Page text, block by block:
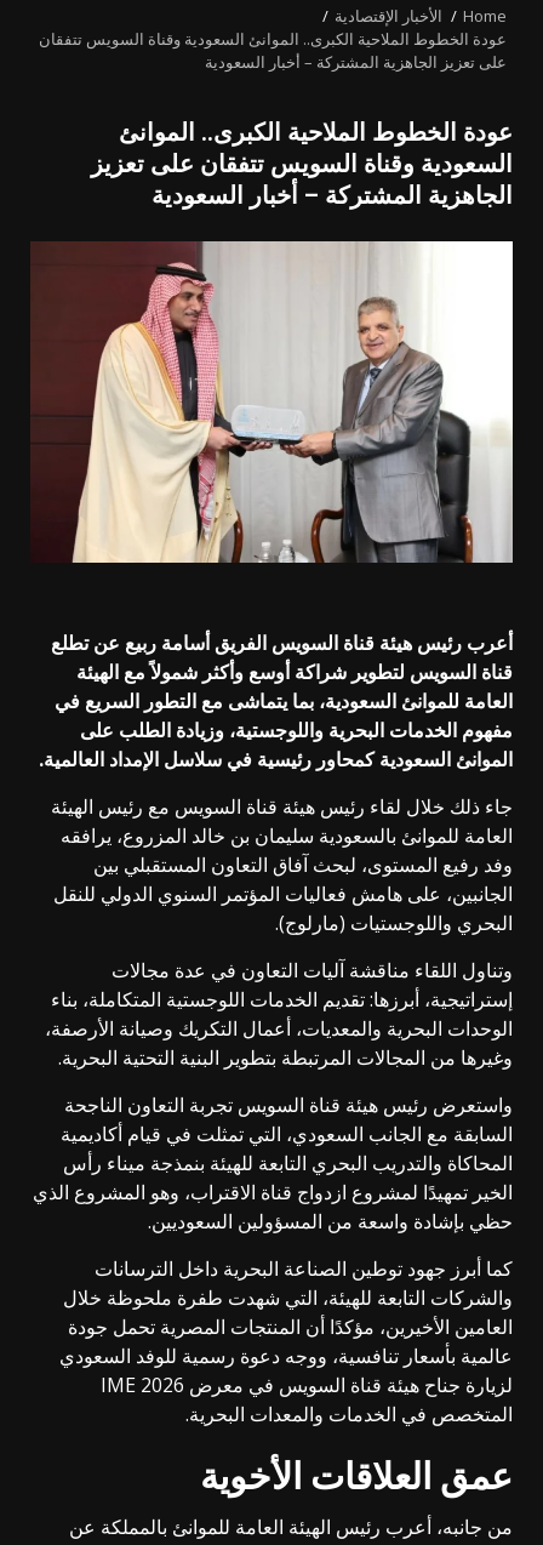
Home
الأخبار الإقتصادية
عودة الخطوط الملاحية الكبرى.. الموانئ السعودية وقناة السويس تتفقان
على تعزيز الجاهزية المشتركة – أخبار السعودية
عودة الخطوط الملاحية الكبرى.. الموانئ
السعودية وقناة السويس تتفقان على تعزيز
الجاهزية المشتركة – أخبار السعودية
أعرب رئيس هيئة قناة السويس الفريق أسامة ربيع عن تطلع
قناة السويس لتطوير شراكة أوسع وأكثر شمولاً مع الهيئة
العامة للموانئ السعودية، بما يتماشى مع التطور السريع في
مفهوم الخدمات البحرية واللوجستية، وزيادة الطلب على
الموانئ السعودية كمحاور رئيسية في سلاسل الإمداد العالمية.
جاء ذلك خلال لقاء رئيس هيئة قناة السويس مع رئيس الهيئة
العامة للموانئ بالسعودية سليمان بن خالد المزروع، يرافقه
وفد رفيع المستوى، لبحث آفاق التعاون المستقبلي بين
الجانبين، على هامش فعاليات المؤتمر السنوي الدولي للنقل
البحري واللوجستيات (مارلوج).
وتناول اللقاء مناقشة آليات التعاون في عدة مجالات
إستراتيجية، أبرزها: تقديم الخدمات اللوجستية المتكاملة، بناء
الوحدات البحرية والمعديات، أعمال التكريك وصيانة الأرصفة،
وغيرها من المجالات المرتبطة بتطوير البنية التحتية البحرية.
واستعرض رئيس هيئة قناة السويس تجربة التعاون الناجحة
السابقة مع الجانب السعودي، التي تمثلت في قيام أكاديمية
المحاكاة والتدريب البحري التابعة للهيئة بنمذجة ميناء رأس
الخير تمهيدًا لمشروع ازدواج قناة الاقتراب، وهو المشروع الذي
حظي بإشادة واسعة من المسؤولين السعوديين.
كما أبرز جهود توطين الصناعة البحرية داخل الترسانات
والشركات التابعة للهيئة، التي شهدت طفرة ملحوظة خلال
العامين الأخيرين، مؤكدًا أن المنتجات المصرية تحمل جودة
عالمية بأسعار تنافسية، ووجه دعوة رسمية للوفد السعودي
لزيارة جناح هيئة قناة السويس في معرض IME 2026
المتخصص في الخدمات والمعدات البحرية.
عمق العلاقات الأخوية
من جانبه، أعرب رئيس الهيئة العامة للموانئ بالمملكة عن